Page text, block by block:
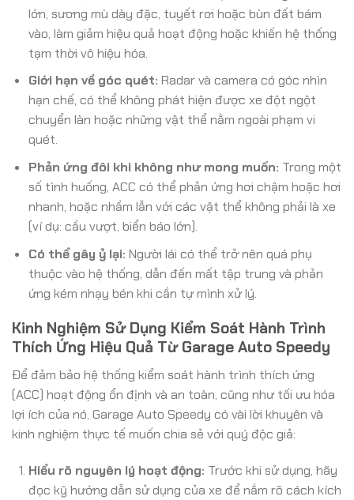
lớn, sương mù dày đặc, tuyết rơi hoặc bùn đất bám
vào, làm giảm hiệu quả hoạt động hoặc khiến hệ thống
tạm thời vô hiệu hóa.
Giới hạn về góc quét: Radar và camera có góc nhìn
hạn chế, có thể không phát hiện được xe đột ngột
chuyển làn hoặc những vật thể nằm ngoài phạm vi
quét.
Phản ứng đôi khi không như mong muốn: Trong một
số tình huống, ACC có thể phản ứng hơi chậm hoặc hơi
nhanh, hoặc nhầm lẫn với các vật thể không phải là xe
(ví dụ: cầu vượt, biển báo lớn).
Có thể gây ỷ lại: Người lái có thể trở nên quá phụ
thuộc vào hệ thống, dẫn đến mất tập trung và phản
ứng kém nhạy bén khi cần tự mình xử lý.
Kinh Nghiệm Sử Dụng Kiểm Soát Hành Trình
Thích Ứng Hiệu Quả Từ Garage Auto Speedy
Để đảm bảo hệ thống kiểm soát hành trình thích ứng
(ACC) hoạt động ổn định và an toàn, cũng như tối ưu hóa
lợi ích của nó, Garage Auto Speedy có vài lời khuyên và
kinh nghiệm thực tế muốn chia sẻ với quý độc giả:
Hiểu rõ nguyên lý hoạt động: Trước khi sử dụng, hãy
đọc kỹ hướng dẫn sử dụng của xe để nắm rõ cách kích